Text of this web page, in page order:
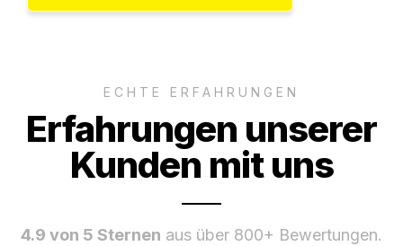
ECHTE ERFAHRUNGEN
Erfahrungen unserer
Kunden mit uns
4.9 von 5 Sternen aus über 800+ Bewertungen.